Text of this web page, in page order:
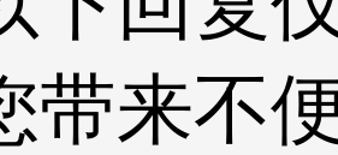
带来不